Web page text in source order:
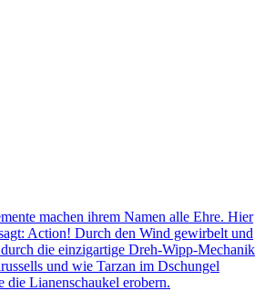
machen ihrem Namen alle Ehre. Hier
Action! Durch den Wind gewirbelt und
die einzigartige Dreh-Wipp-Mechanik
und wie Tarzan im Dschungel
die Lianenschaukel erobern.